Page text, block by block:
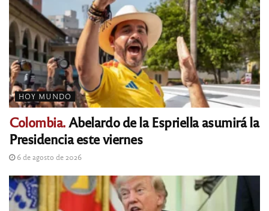
HOY MUNDO
Colombia. Abelardo de la Espriella asumirá la
Presidencia este viernes
6 de agosto de 2026